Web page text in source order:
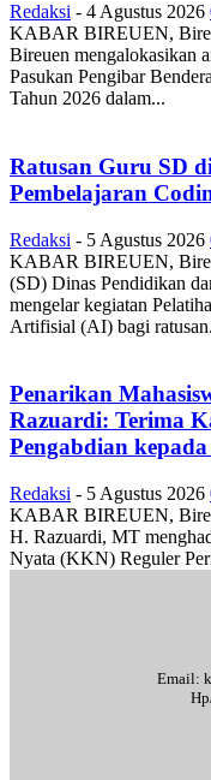
Redaksi - 4 Agustus 2026
KABAR BIREUEN,
Bireuen mengalokasikan
Pasukan Pengibar
Tahun 2026 dalam...
Ratusan Guru SD
Pembelajaran
Redaksi - 5 Agustus 2026
KABAR BIREUEN,
(SD) Dinas Pendidikan
mengelar kegiatan
Artifisial (AI) bagi
Penarikan
Razuardi: Terima
Pengabdian
Redaksi - 5 Agustus 2026
KABAR BIREUEN,
H. Razuardi, MT
Nyata (KKN) Reguler
Email: